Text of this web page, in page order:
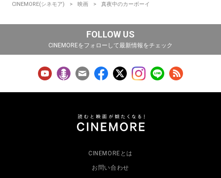
CINEMORE(シネモア) 映画 真夜中のカーボーイ
FOLLOW US
CINEMOREをフォローして最新情報をチェック
CINEMOREとは
お問い合わせ